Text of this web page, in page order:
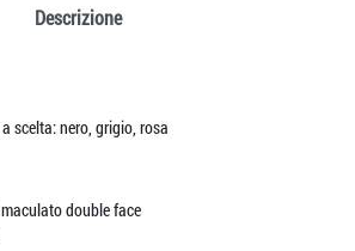
Descrizione
a scelta: nero, grigio, rosa
maculato double face